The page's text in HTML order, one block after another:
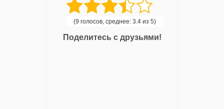
(9 голосов, среднее: 3.4 из 5)
Поделитесь с друзьями!